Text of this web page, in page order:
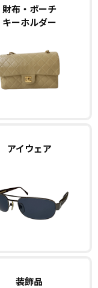
財布・ポーチ
キーホルダー
アイウェア
装飾品